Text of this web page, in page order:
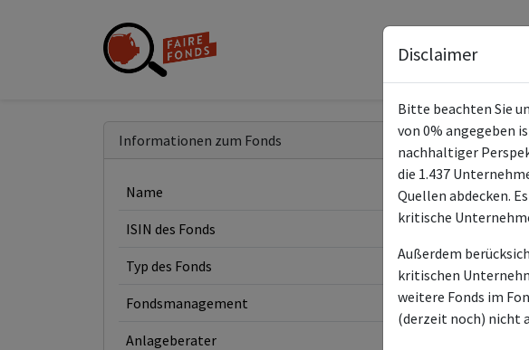
Fonds
Informationen zum Fonds
Name
ISIN des Fonds
Typ des Fonds
Fondsmanagement
Anlageberater
Disclaimer
Bitte beachten Sie
von 0% angegeben
nachhaltiger
die 1.437
Quellen abdecken.
kritische
Außerdem
kritischen
weitere Fonds im
(derzeit noch) nicht